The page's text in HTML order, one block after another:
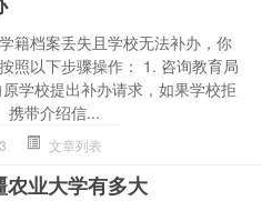
籍档案丢失且学校无法补办，你
照以下步骤操作： 1. 咨询教育局
原学校提出补办请求，如果学校拒
携带介绍信...
文章列表
农业大学有多大